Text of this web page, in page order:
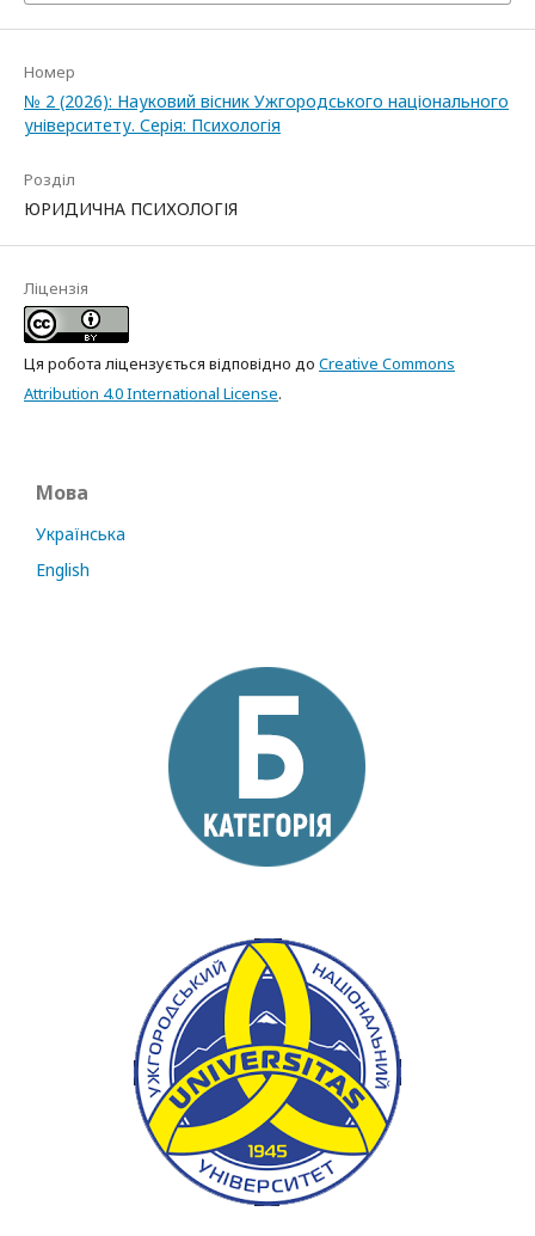
Номер
№ 2 (2026): Науковий вісник Ужгородського національного
університету. Серія: Психологія
Розділ
ЮРИДИЧНА ПСИХОЛОГІЯ
Ліцензія
Ця робота ліцензується відповідно до Creative Commons
Attribution 4.0 International License.
Мова
Українська
English